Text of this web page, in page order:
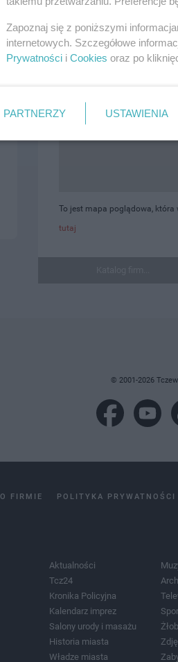
To jest mapa poglądowa, która
tutaj
© 2001-2026
O FIRMIE POLITYKA PRYWATNOŚCI
Aktualności
Tcz24
Kronika Policyjna
Kalendarz imprez
Salony urody i masażu
Historia miasta
Władze miasta
Zapoznaj się z poniższymi
internetowych. Szczegółowe
Prywatności i Cookies oraz po
PARTNERZY USTAWIENIA